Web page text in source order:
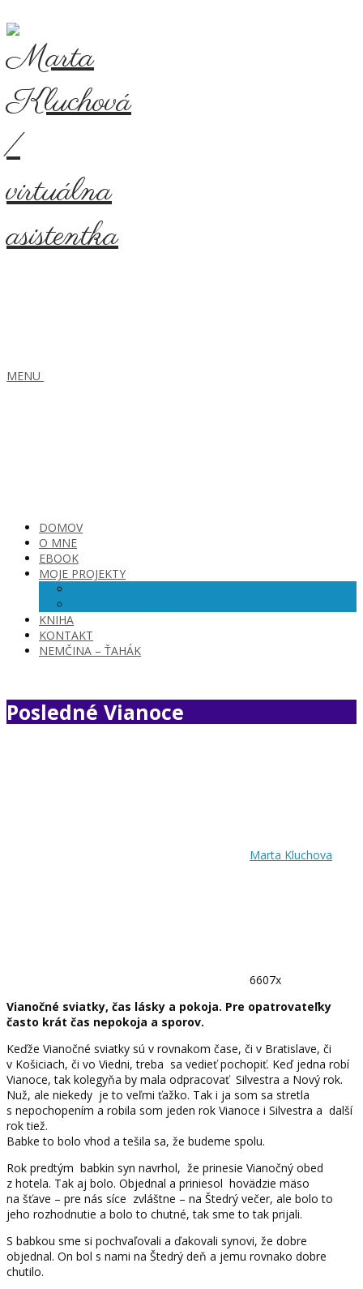
MENU
DOMOV
O MNE
EBOOK
MOJE PROJEKTY
KNIHA
KONTAKT
NEMČINA – ŤAHÁK
Posledné Vianoce
Marta Kluchova
6607x
Vianočné sviatky, čas lásky a pokoja. Pre opatrovateľky
často krát čas nepokoja a sporov.
Keďže Vianočné sviatky sú v rovnakom čase, či v Bratislave, či
v Košiciach, či vo Viedni, treba sa vedieť pochopiť. Keď jedna robí
Vianoce, tak kolegyňa by mala odpracovať Silvestra a Nový rok.
Nuž, ale niekedy je to veľmi ťažko. Tak i ja som sa stretla
s nepochopením a robila som jeden rok Vianoce i Silvestra a další
rok tiež.
Babke to bolo vhod a tešila sa, že budeme spolu.
Rok predtým babkin syn navrhol, že prinesie Vianočný obed
z hotela. Tak aj bolo. Objednal a priniesol hovädzie mäso
na šťave – pre nás síce zvláštne – na Štedrý večer, ale bolo to
jeho rozhodnutie a bolo to chutné, tak sme to tak prijali.
S babkou sme si pochvaľovali a ďakovali synovi, že dobre
objednal. On bol s nami na Štedrý deň a jemu rovnako dobre
chutilo.